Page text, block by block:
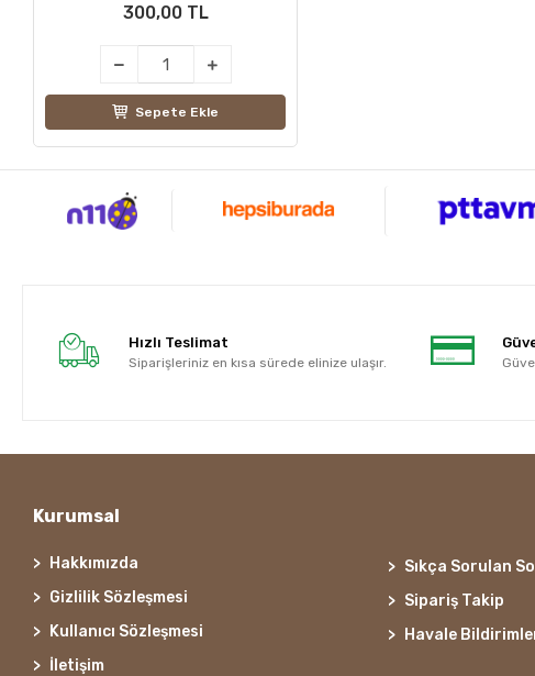
300,00 TL
Sepete Ekle
Hızlı Teslimat
Siparişleriniz en kısa sürede elinize ulaşır.
Kurumsal
Hakkımızda
Gizlilik Sözleşmesi
Kullanıcı Sözleşmesi
İletişim
Sıkça Sorulan
Sipariş Takip
Havale